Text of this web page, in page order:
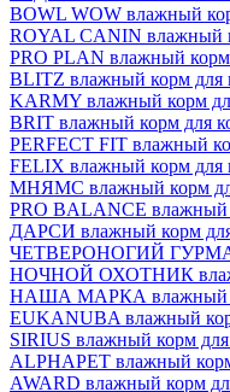
BOWL WOW влажный
ROYAL CANIN влажный
PRO PLAN влажный
BLITZ влажный корм для
KARMY влажный корм
BRIT влажный корм для
PERFECT FIT влажный
FELIX влажный корм для
МНЯМС влажный корм
PRO BALANCE влажный
ДАРСИ влажный корм
ЧЕТВЕРОНОГИЙ
НОЧНОЙ ОХОТНИК
НАША МАРКА влажный
EUKANUBA влажный
SIRIUS влажный корм
ALPHAPET влажный
AWARD влажный корм